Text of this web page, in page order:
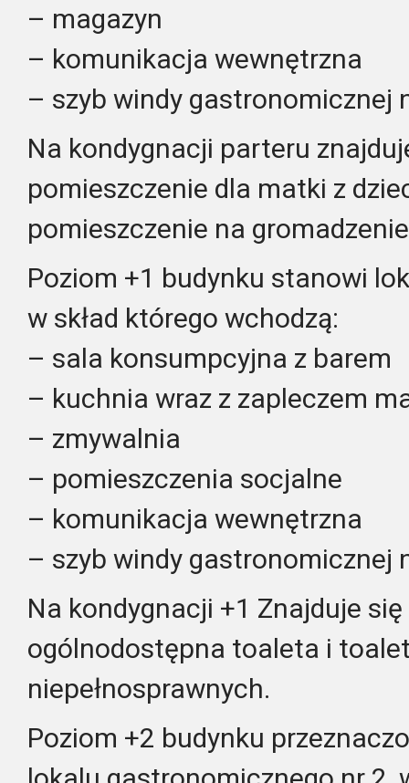
– magazyn
– komunikacja wewnętrzna
– szyb windy gastronomicznej
Na kondygnacji parteru
pomieszczenie dla matki z
pomieszczenie na
Poziom +1 budynku stanowi
w skład którego wchodzą:
– sala konsumpcyjna z barem
– kuchnia wraz z zapleczem
– zmywalnia
– pomieszczenia socjalne
– komunikacja wewnętrzna
– szyb windy gastronomicznej
Na kondygnacji +1 Znajduje
ogólnodostępna toaleta i
niepełnosprawnych.
Poziom +2 budynku